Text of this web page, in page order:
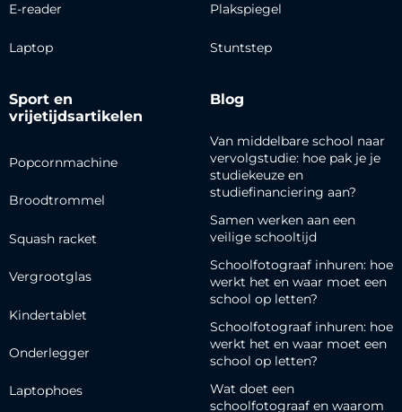
E-reader
Laptop
Plakspiegel
Stuntstep
Sport en
vrijetijdsartikelen
Popcornmachine
Broodtrommel
Squash racket
Vergrootglas
Kindertablet
Onderlegger
Laptophoes
Blog
Van middelbare school naar
vervolgstudie: hoe pak je je
studiekeuze en
studiefinanciering aan?
Samen werken aan een
veilige schooltijd
Schoolfotograaf inhuren: hoe
werkt het en waar moet een
school op letten?
Schoolfotograaf inhuren: hoe
werkt het en waar moet een
school op letten?
Wat doet een
schoolfotograaf en waarom